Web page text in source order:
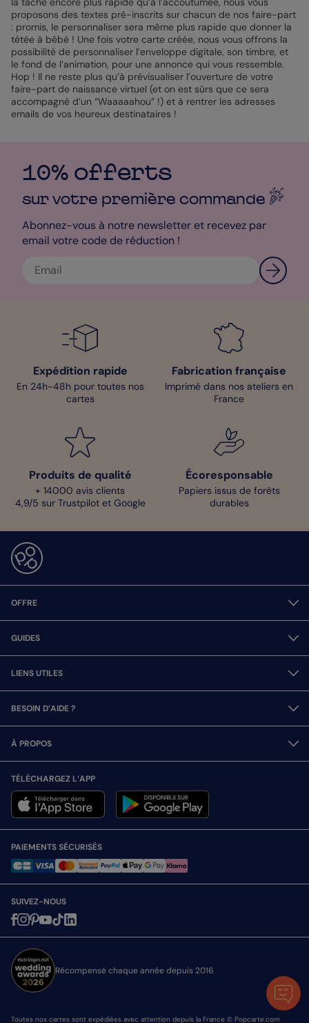
proposons des textes pré-inscrits sur chacun de nos faire-part
: promis, le personnaliser sera même plus rapide que donner la
tétée à bébé ! Une fois votre carte créée, nous vous offrons la
possibilité de personnaliser l’enveloppe digitale, son timbre, et
le fond de l’animation, pour une annonce qui vous ressemble.
Hop ! Il ne reste plus qu’à prévisualiser l’ouverture de votre
faire-part de naissance virtuel (et on est sûrs que ce sera
accompagné d’un “Waaaaahou” !) et à rentrer les adresses
emails de vos heureux destinataires !
10% offerts
sur votre première commande
Abonnez-vous à notre newsletter et recevez par
email votre code de réduction !
Expédition rapide
En 24h-48h pour toutes nos
cartes
Fabrication française
Imprimé dans nos ateliers en
France
Produits de qualité
+ 14000 avis clients
4,9/5 sur Trustpilot et Google
Écoresponsable
Papiers issus de forêts
durables
OFFRE
GUIDES
LIENS UTILES
BESOIN D’AIDE ?
À PROPOS
TÉLÉCHARGEZ L’APP
PAIEMENTS SÉCURISÉS
SUIVEZ-NOUS
Récompensé chaque année depuis 2016
Toutes nos cartes sont expédiées avec attention depuis la France © Popcarte.com